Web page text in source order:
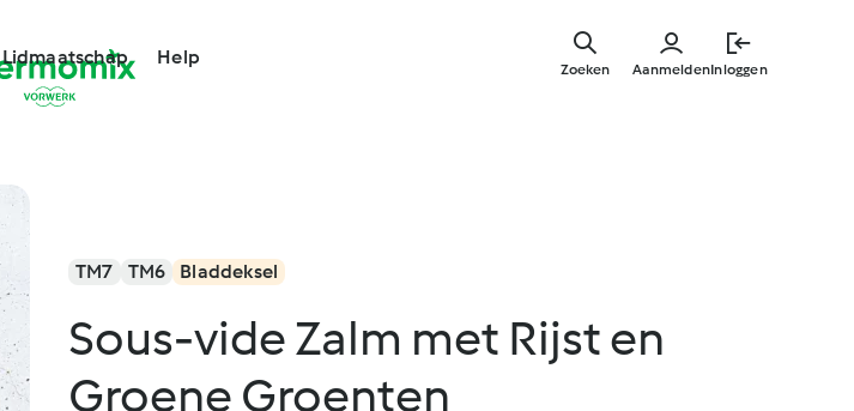
Lidmaatschap Help
AanmeldenInloggen
Zoeken
TM7 TM6 Bladdeksel
Sous-vide Zalm met Rijst en
Groene Groenten